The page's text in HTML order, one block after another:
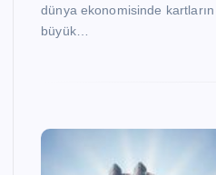
dünya ekonomisinde kartların
büyük…